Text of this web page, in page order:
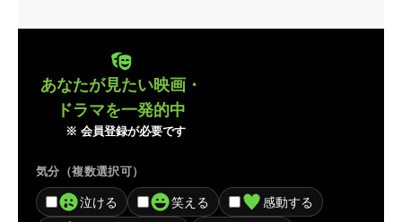
あなたが見たい映画・
ドラマを一発的中
※ 会員登録が必要です
気分（複数選択可）
泣ける 笑える
感動する